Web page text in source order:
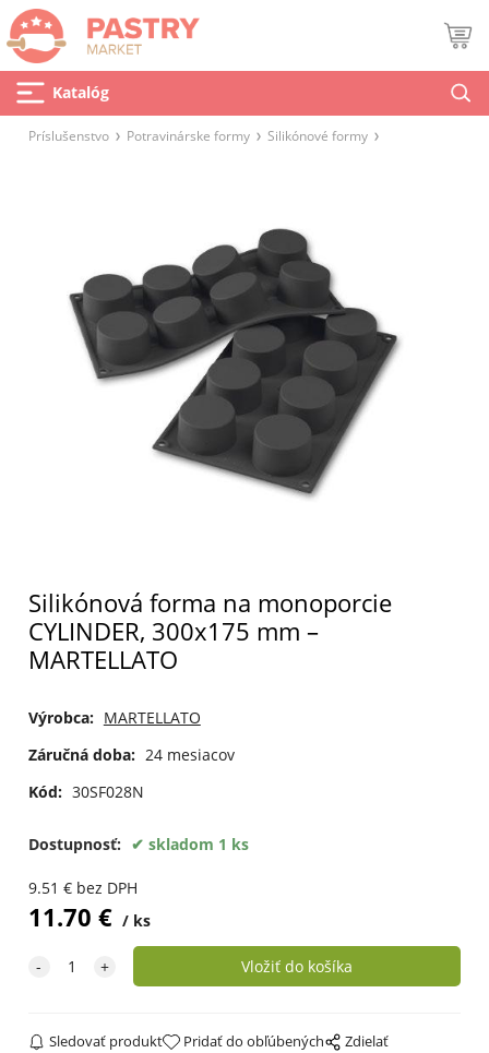
Katalóg
Príslušenstvo Potravinárske formy Silikónové formy
Silikónová forma na monoporcie
CYLINDER, 300x175 mm –
MARTELLATO
Výrobca: MARTELLATO
Záručná doba: 24 mesiacov
Kód: 30SF028N
Dostupnosť: skladom 1 ks
9.51 € bez DPH
11.70 € ks
Sledovať produkt Pridať do obľúbených Zdielať